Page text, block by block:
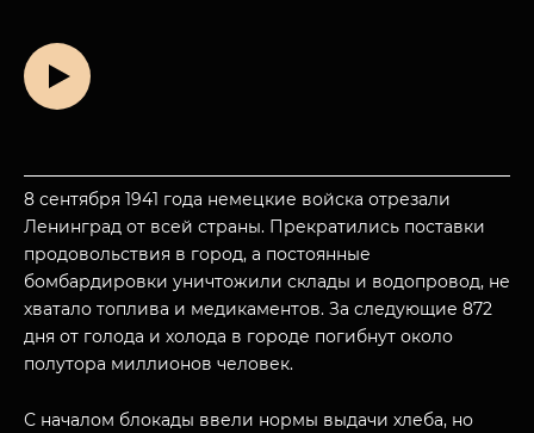
8 сентября 1941 года немецкие войска отрезали
Ленинград от всей страны. Прекратились поставки
продовольствия в город, а постоянные
бомбардировки уничтожили склады и водопровод, не
хватало топлива и медикаментов. За следующие 872
дня от голода и холода в городе погибнут около
полутора миллионов человек.
С началом блокады ввели нормы выдачи хлеба, но